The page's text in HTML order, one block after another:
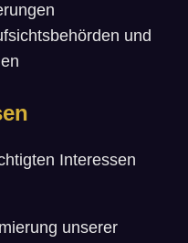
und
Interessen
unserer